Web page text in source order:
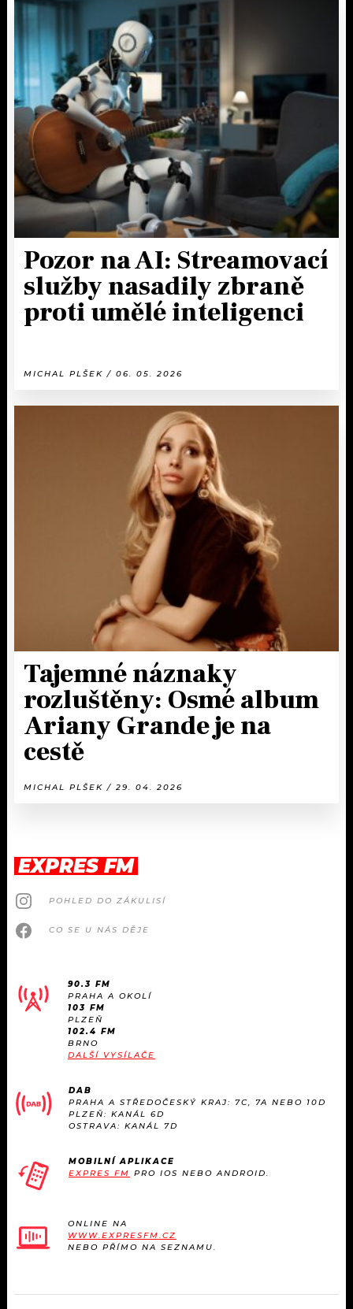
Pozor na AI: Streamovací
služby nasadily zbraně
proti umělé inteligenci
MICHAL PLŠEK / 06. 05. 2026
Tajemné náznaky
rozluštěny: Osmé album
Ariany Grande je na
cestě
MICHAL PLŠEK / 29. 04. 2026
EXPRES FM
POHLED DO ZÁKULISÍ
CO SE U NÁS DĚJE
90.3 FM
PRAHA A OKOLÍ
103 FM
PLZEŇ
102.4 FM
BRNO
DALŠÍ VYSÍLAČE
DAB
PRAHA A STŘEDOČESKÝ KRAJ: 7C, 7A NEBO 10D
PLZEŇ: KANÁL 6D
OSTRAVA: KANÁL 7D
MOBILNÍ APLIKACE
EXPRES FM PRO IOS NEBO ANDROID.
ONLINE NA
WWW.EXPRESFM.CZ
NEBO PŘÍMO NA SEZNAMU.